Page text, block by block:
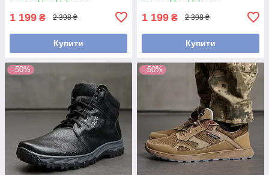
1 199 ₴ 2 398 ₴
Купити
1 199 ₴ 2 398 ₴
Купити
–50% –50%